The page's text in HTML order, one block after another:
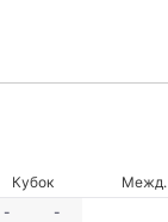
Кубок Межд.
- -